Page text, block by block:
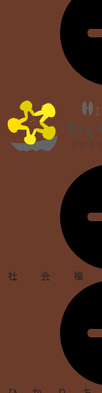
社会